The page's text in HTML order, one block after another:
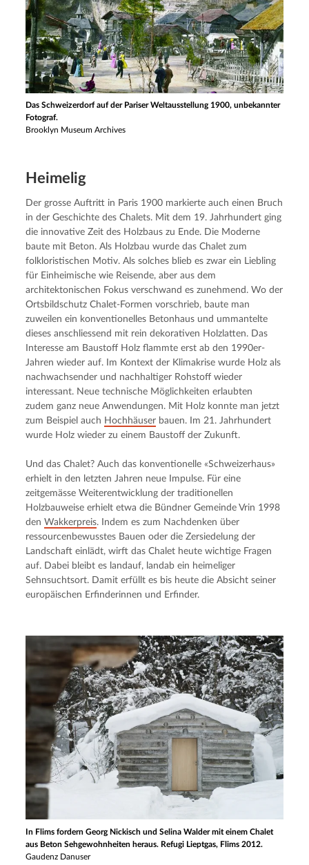
Das Schweizerdorf auf der Pariser Weltausstellung 1900, unbekannter
Fotograf.
Brooklyn Museum Archives
Heimelig
Der grosse Auftritt in Paris 1900 markierte auch einen Bruch
in der Geschichte des Chalets. Mit dem 19. Jahrhundert ging
die innovative Zeit des Holzbaus zu Ende. Die Moderne
baute mit Beton. Als Holzbau wurde das Chalet zum
folkloristischen Motiv. Als solches blieb es zwar ein Liebling
für Einheimische wie Reisende, aber aus dem
architektonischen Fokus verschwand es zunehmend. Wo der
Ortsbildschutz Chalet-Formen vorschrieb, baute man
zuweilen ein konventionelles Betonhaus und ummantelte
dieses anschliessend mit rein dekorativen Holzlatten. Das
Interesse am Baustoff Holz flammte erst ab den 1990er-
Jahren wieder auf. Im Kontext der Klimakrise wurde Holz als
nachwachsender und nachhaltiger Rohstoff wieder
interessant. Neue technische Möglichkeiten erlaubten
zudem ganz neue Anwendungen. Mit Holz konnte man jetzt
zum Beispiel auch Hochhäuser bauen. Im 21. Jahrhundert
wurde Holz wieder zu einem Baustoff der Zukunft.
Und das Chalet? Auch das konventionelle «Schweizerhaus»
erhielt in den letzten Jahren neue Impulse. Für eine
zeitgemässe Weiterentwicklung der traditionellen
Holzbauweise erhielt etwa die Bündner Gemeinde Vrin 1998
den Wakkerpreis. Indem es zum Nachdenken über
ressourcenbewusstes Bauen oder die Zersiedelung der
Landschaft einlädt, wirft das Chalet heute wichtige Fragen
auf. Dabei bleibt es landauf, landab ein heimeliger
Sehnsuchtsort. Damit erfüllt es bis heute die Absicht seiner
europäischen Erfinderinnen und Erfinder.
In Flims fordern Georg Nickisch und Selina Walder mit einem Chalet
aus Beton Sehgewohnheiten heraus. Refugi Lieptgas, Flims 2012.
Gaudenz Danuser